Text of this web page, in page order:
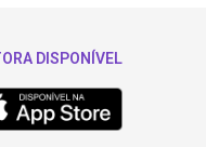
DISPONÍVEL